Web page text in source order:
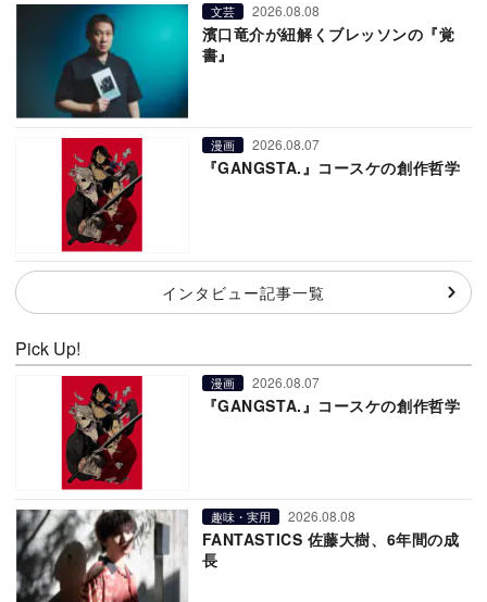
文芸 2026.08.08
濱口竜介が紐解くブレッソンの『覚
書』
漫画 2026.08.07
『GANGSTA.』コースケの創作哲学
インタビュー記事一覧
Pick Up!
漫画 2026.08.07
『GANGSTA.』コースケの創作哲学
趣味・実用 2026.08.08
FANTASTICS 佐藤大樹、6年間の成
長